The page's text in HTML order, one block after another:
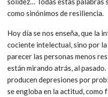
como sinónimos de resiliencia.
Hoy día se nos enseña, que la
cociente intelectual, sino por
parecer las personas menos
están mirando atrás, al
producen depresiones por
se engloba en la actitud, como